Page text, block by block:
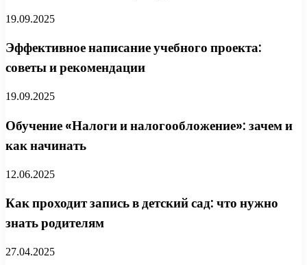
19.09.2025
Эффективное написание учебного проекта:
советы и рекомендации
19.09.2025
Обучение «Налоги и налогообложение»: зачем и
как начинать
12.06.2025
Как проходит запись в детский сад: что нужно
знать родителям
27.04.2025